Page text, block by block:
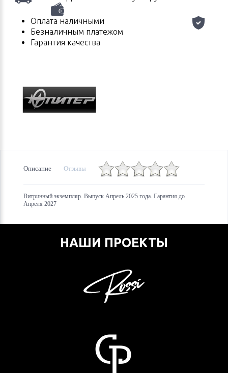
Оплата наличными
Безналичным платежом
Гарантия качества
Описание Отзывы
Витринный экземпляр. Выпуск Апрель 2025 года. Гарантия до
Апреля 2027
НАШИ ПРОЕКТЫ